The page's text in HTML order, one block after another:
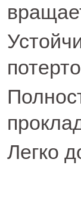
Легко